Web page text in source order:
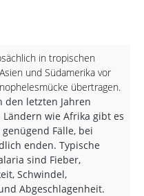
in tropischen
und Südamerika vor
übertragen.
den letzten Jahren
wie Afrika gibt es
Fälle, bei
enden. Typische
sind Fieber,
Schwindel,
Abgeschlagenheit.